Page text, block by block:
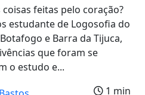
coisas feitas pelo coração?
estudante de Logosofia do
e Barra da Tijuca,
que foram se
o estudo e...
1 min